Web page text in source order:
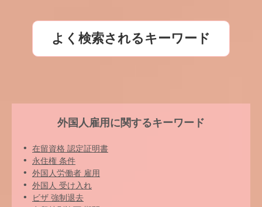
よく検索されるキーワード
外国人雇用に関するキーワード
在留資格 認定証明書
永住権 条件
外国人労働者 雇用
外国人 受け入れ
ビザ 強制退去